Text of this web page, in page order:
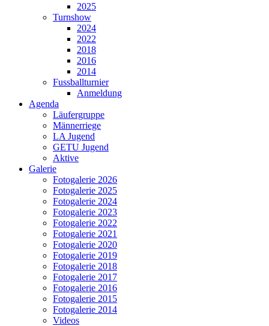
2025
Turnshow
2024
2022
2018
2016
2014
Fussballturnier
Anmeldung
Agenda
Läufergruppe
Männerriege
LA Jugend
GETU Jugend
Aktive
Galerie
Fotogalerie 2026
Fotogalerie 2025
Fotogalerie 2024
Fotogalerie 2023
Fotogalerie 2022
Fotogalerie 2021
Fotogalerie 2020
Fotogalerie 2019
Fotogalerie 2018
Fotogalerie 2017
Fotogalerie 2016
Fotogalerie 2015
Fotogalerie 2014
Videos